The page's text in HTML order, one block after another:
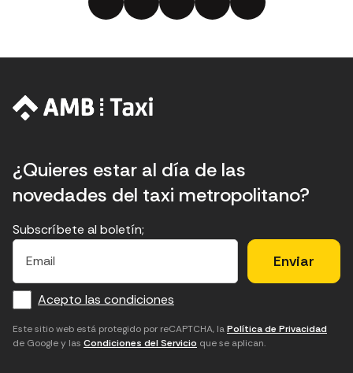
¿Quieres estar al día de las
novedades del taxi metropolitano?
E
f
o
r
m
E
c
a
m
p
H
u
d
'
a
×
Subscríbete al boletín;
E
a
i
l
Acepto las condiciones
Este sitio web está protegido por reCAPTCHA, laPolítica de Privacidad
de Google y las Condiciones del Servicio que se aplican.